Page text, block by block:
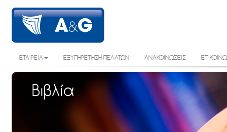
ΕΤΑΙΡΕΙΑ ΕΞΥΠΗΡΕΤΗΣΗ ΠΕΛΑΤΩΝ ΑΝΑΚΟΙΝΩΣΕΙΣ
Βιβλία